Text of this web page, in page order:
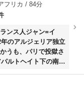
フリカ / 84分
ンス人ジャン=イ
のアルジェリア独立
うも、パリで投獄さ
ルトヘイト下の南ア
と思い至る。石油ビ